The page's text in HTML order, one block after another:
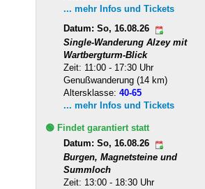
... mehr Infos und Tickets
Datum: So, 16.08.26
Single-Wanderung Alzey mit
Wartbergturm-Blick
Zeit: 11:00 - 17:30 Uhr
Genußwanderung (14 km)
Altersklasse:40-65
... mehr Infos und Tickets
🟢 Findet garantiert statt
Datum: So, 16.08.26
Burgen, Magnetsteine und
Summloch
Zeit: 13:00 - 18:30 Uhr